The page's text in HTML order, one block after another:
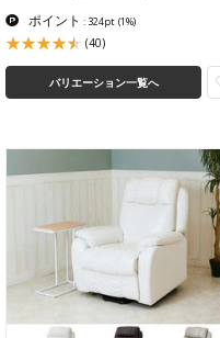
ポイント : 324pt (1%)
(40)
バリエーション一覧へ